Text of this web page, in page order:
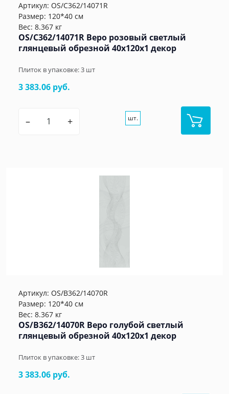
Артикул: OS/C362/14071R
Размер: 120*40 см
Вес: 8.367 кг
OS/C362/14071R Веро розовый светлый
глянцевый обрезной 40x120x1 декор
Плиток в упаковке:3 шт
3 383.06 руб.
– + шт.
Артикул: OS/B362/14070R
Размер: 120*40 см
Вес: 8.367 кг
OS/B362/14070R Веро голубой светлый
глянцевый обрезной 40x120x1 декор
Плиток в упаковке:3 шт
3 383.06 руб.